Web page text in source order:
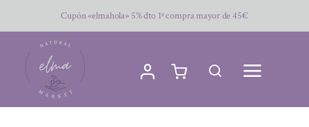
al
contenido
Cupón «elmahola» 5% dto 1ª compra mayor de 45€